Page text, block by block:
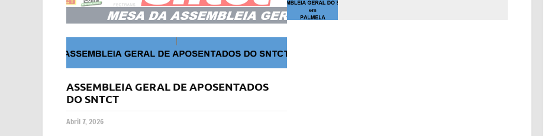
ASSEMBLEIA GERAL DE APOSENTADOS
DO SNTCT
Abril 7, 2026